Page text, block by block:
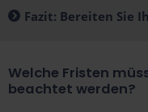
Fazit: Bereiten Sie
Welche Fristen
beachtet werden?